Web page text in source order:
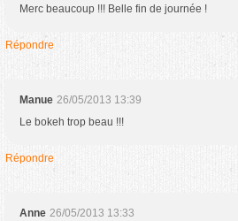
Merc beaucoup !!! Belle fin de journée !
Répondre
Manue 26/05/2013 13:39
Le bokeh trop beau !!!
Répondre
Anne 26/05/2013 13:33